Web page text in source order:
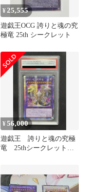
¥ 25,555
遊戯王OCG 誇りと魂の究
極竜 25th シークレット
¥56,000
遊戯王 誇りと魂の究極
竜 25thシークレットレ